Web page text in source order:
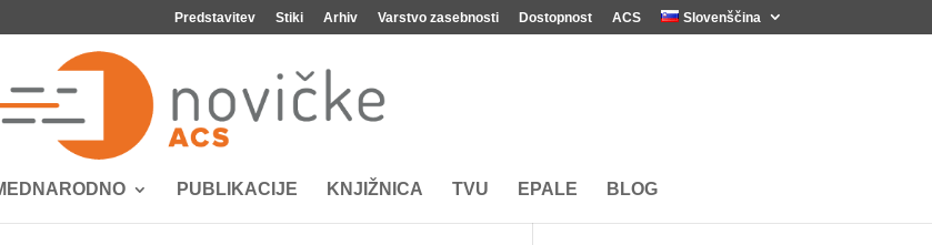
Predstavitev Stiki Arhiv Varstvo zasebnosti Dostopnost ACS Slovenščina
PUBLIKACIJE KNJIŽNICA TVU EPALE BLOG